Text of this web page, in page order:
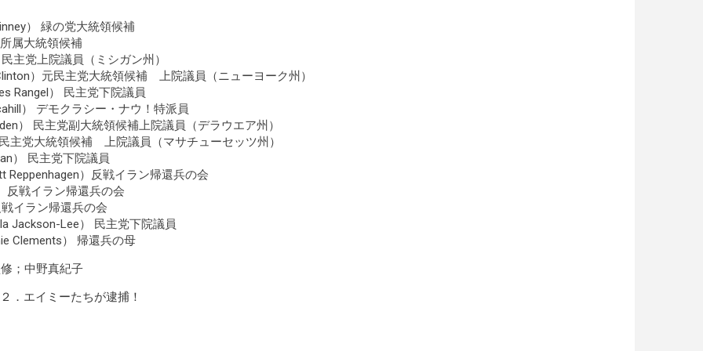
） 緑の党大統領候補
属大統領候補
主党上院議員（ミシガン州）
）元民主党大統領候補 上院議員（ニューヨーク州）
Rangel） 民主党下院議員
） デモクラシー・ナウ！特派員
） 民主党副大統領候補上院議員（デラウエア州）
主党大統領候補 上院議員（マサチューセッツ州）
） 民主党下院議員
Reppenhagen）反戦イラン帰還兵の会
反戦イラン帰還兵の会
イラン帰還兵の会
Jackson-Lee） 民主党下院議員
Clements） 帰還兵の母
；中野真紀子
エイミーたちが逮捕！